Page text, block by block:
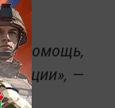
помощь,
—